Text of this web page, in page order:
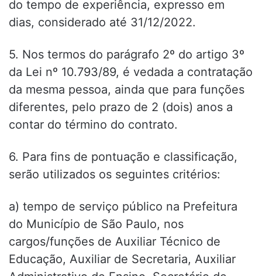
do tempo de experiência, expresso em
dias, considerado até 31/12/2022.
5. Nos termos do parágrafo 2º do artigo 3º
da Lei nº 10.793/89, é vedada a contratação
da mesma pessoa, ainda que para funções
diferentes, pelo prazo de 2 (dois) anos a
contar do término do contrato.
6. Para fins de pontuação e classificação,
serão utilizados os seguintes critérios:
a) tempo de serviço público na Prefeitura
do Município de São Paulo, nos
cargos/funções de Auxiliar Técnico de
Educação, Auxiliar de Secretaria, Auxiliar